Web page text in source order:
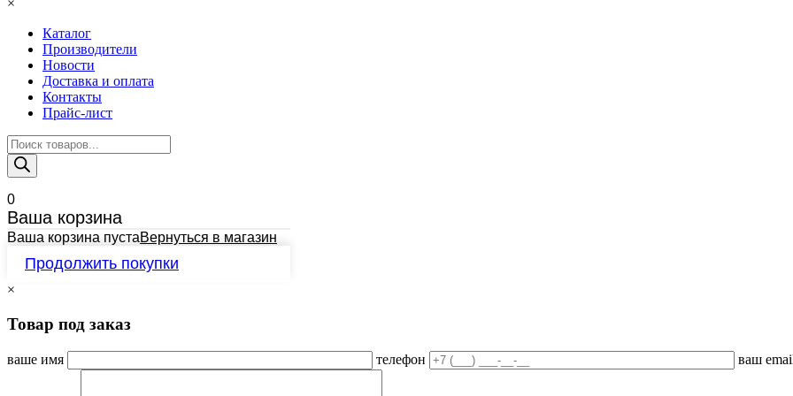
×
Каталог
Производители
Новости
Доставка и оплата
Контакты
Прайс-лист
Поиск
товаров
0
Ваша корзина
Ваша корзина пустаВернуться в магазин
Продолжить покупки
×
Товар под заказ
ваше имя телефон ваш